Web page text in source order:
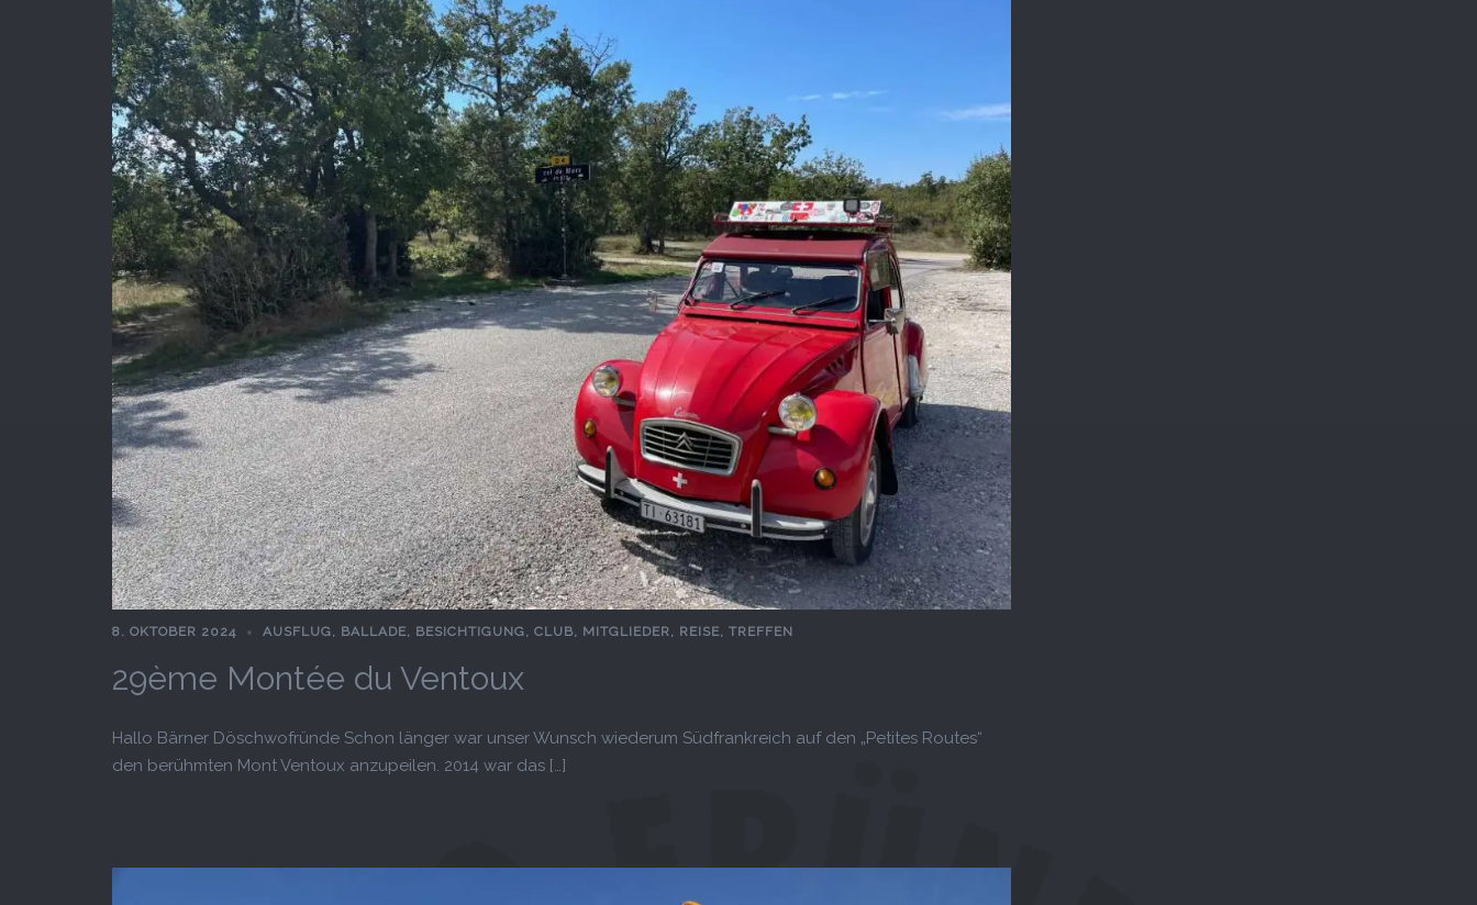
8. OKTOBER 2024 AUSFLUG, BALLADE, BESICHTIGUNG, CLUB, MITGLIEDER, REISE, TREFFEN
29ème Montée du Ventoux
Hallo Bärner Döschwofründe Schon länger war unser Wunsch wiederum Südfrankreich auf den „Petites Routes“
den berühmten Mont Ventoux anzupeilen. 2014 war das […]